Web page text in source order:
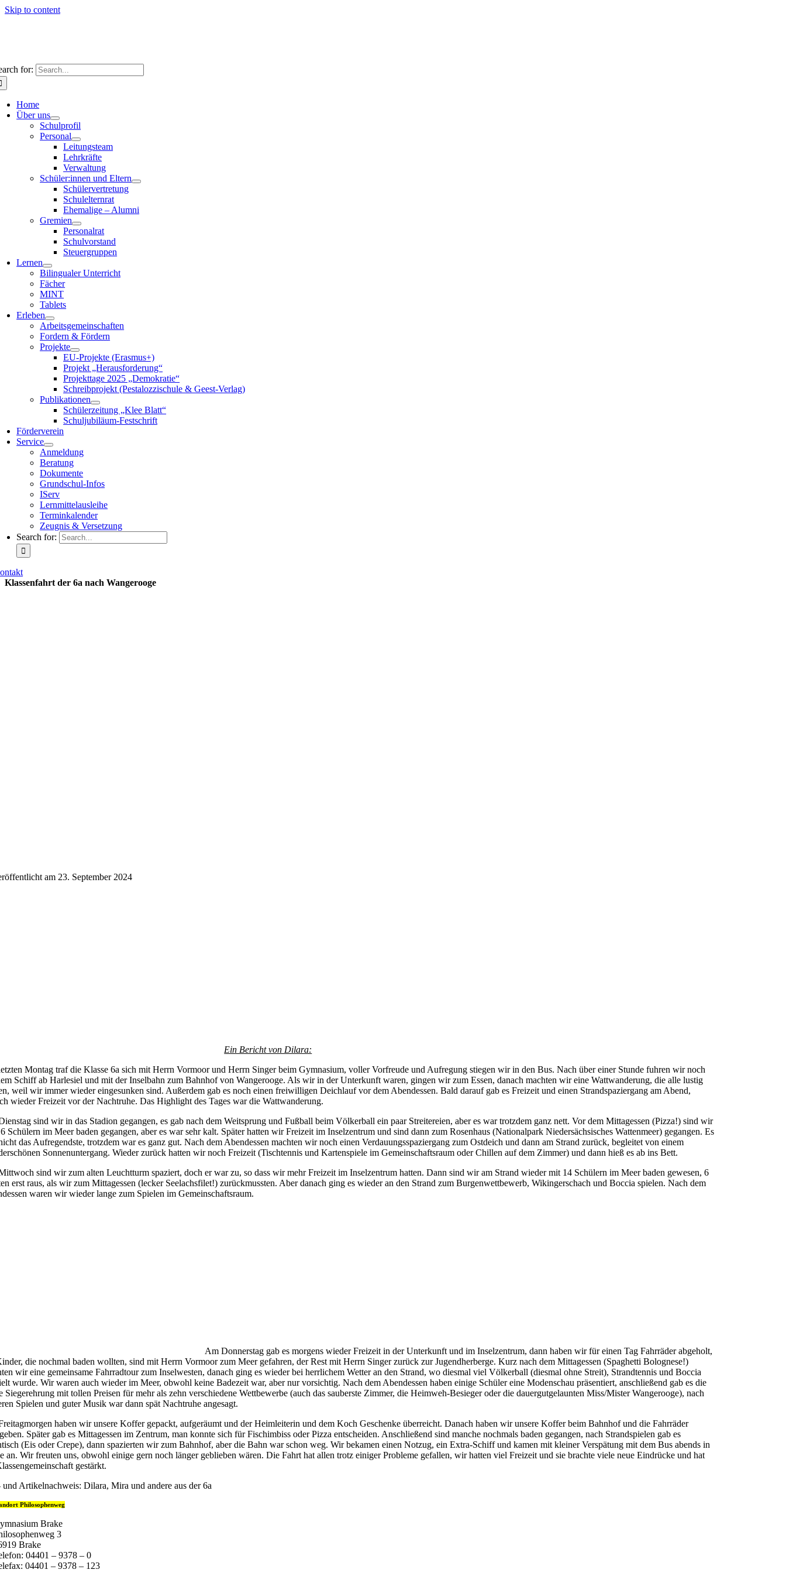
Skip to content
for:
Home
Über uns
Schulprofil
Personal
Leitungsteam
Lehrkräfte
Verwaltung
Schüler:innen und Eltern
Schülervertretung
Schulelternrat
Ehemalige – Alumni
Gremien
Personalrat
Schulvorstand
Steuergruppen
Lernen
Bilingualer Unterricht
Fächer
MINT
Tablets
Erleben
Arbeitsgemeinschaften
Fordern & Fördern
Projekte
EU-Projekte (Erasmus+)
Projekt „Herausforderung“
Projekttage 2025 „Demokratie“
Schreibprojekt (Pestalozzischule & Geest-Verlag)
Publikationen
Schülerzeitung „Klee Blatt“
Schuljubiläum-Festschrift
Förderverein
Service
Anmeldung
Beratung
Dokumente
Grundschul-Infos
IServ
Lernmittelausleihe
Terminkalender
Zeugnis & Versetzung
Search for:
Klassenfahrt der 6a nach Wangerooge
am 23. September 2024
Ein Bericht von Dilara:
Montag traf die Klasse 6a sich mit Herrn Vormoor und Herrn Singer beim Gymnasium, voller Vorfreude und Aufregung stiegen wir in den Bus. Nach über einer Stunde fuhren wir noch
Schiff ab Harlesiel und mit der Inselbahn zum Bahnhof von Wangerooge. Als wir in der Unterkunft waren, gingen wir zum Essen, danach machten wir eine Wattwanderung, die alle lustig
weil wir immer wieder eingesunken sind. Außerdem gab es noch einen freiwilligen Deichlauf vor dem Abendessen. Bald darauf gab es Freizeit und einen Strandspaziergang am Abend,
wieder Freizeit vor der Nachtruhe. Das Highlight des Tages war die Wattwanderung.
sind wir in das Stadion gegangen, es gab nach dem Weitsprung und Fußball beim Völkerball ein paar Streitereien, aber es war trotzdem ganz nett. Vor dem Mittagessen (Pizza!) sind wir
Schülern im Meer baden gegangen, aber es war sehr kalt. Später hatten wir Freizeit im Inselzentrum und sind dann zum Rosenhaus (Nationalpark Niedersächsisches Wattenmeer) gegangen. Es
das Aufregendste, trotzdem war es ganz gut. Nach dem Abendessen machten wir noch einen Verdauungsspaziergang zum Ostdeich und dann am Strand zurück, begleitet von einem
Sonnenuntergang. Wieder zurück hatten wir noch Freizeit (Tischtennis und Kartenspiele im Gemeinschaftsraum oder Chillen auf dem Zimmer) und dann hieß es ab ins Bett.
sind wir zum alten Leuchtturm spaziert, doch er war zu, so dass wir mehr Freizeit im Inselzentrum hatten. Dann sind wir am Strand wieder mit 14 Schülern im Meer baden gewesen, 6
erst raus, als wir zum Mittagessen (lecker Seelachsfilet!) zurückmussten. Aber danach ging es wieder an den Strand zum Burgenwettbewerb, Wikingerschach und Boccia spielen. Nach dem
waren wir wieder lange zum Spielen im Gemeinschaftsraum.
Am Donnerstag gab es morgens wieder Freizeit in der Unterkunft und im Inselzentrum, dann haben wir für einen Tag Fahrräder abgeholt,
die nochmal baden wollten, sind mit Herrn Vormoor zum Meer gefahren, der Rest mit Herrn Singer zurück zur Jugendherberge. Kurz nach dem Mittagessen (Spaghetti Bolognese!)
wir eine gemeinsame Fahrradtour zum Inselwesten, danach ging es wieder bei herrlichem Wetter an den Strand, wo diesmal viel Völkerball (diesmal ohne Streit), Strandtennis und Boccia
wurde. Wir waren auch wieder im Meer, obwohl keine Badezeit war, aber nur vorsichtig. Nach dem Abendessen haben einige Schüler eine Modenschau präsentiert, anschließend gab es die
Siegerehrung mit tollen Preisen für mehr als zehn verschiedene Wettbewerbe (auch das sauberste Zimmer, die Heimweh-Besieger oder die dauergutgelaunten Miss/Mister Wangerooge), nach
Spielen und guter Musik war dann spät Nachtruhe angesagt.
haben wir unsere Koffer gepackt, aufgeräumt und der Heimleiterin und dem Koch Geschenke überreicht. Danach haben wir unsere Koffer beim Bahnhof und die Fahrräder
Später gab es Mittagessen im Zentrum, man konnte sich für Fischimbiss oder Pizza entscheiden. Anschließend sind manche nochmals baden gegangen, nach Strandspielen gab es
(Eis oder Crepe), dann spazierten wir zum Bahnhof, aber die Bahn war schon weg. Wir bekamen einen Notzug, ein Extra-Schiff und kamen mit kleiner Verspätung mit dem Bus abends in
an. Wir freuten uns, obwohl einige gern noch länger geblieben wären. Die Fahrt hat allen trotz einiger Probleme gefallen, wir hatten viel Freizeit und sie brachte viele neue Eindrücke und hat
gestärkt.
Artikelnachweis: Dilara, Mira und andere aus der 6a
Philosophenweg
Brake
3
Brake
04401 – 9378 – 0
04401 – 9378 – 123